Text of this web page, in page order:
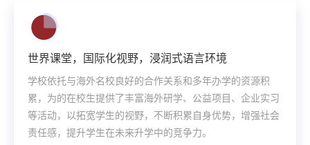
世界课堂，国际化视野，浸润式语言环境
学校依托与海外名校良好的合作关系和多年办学的资源积
累，为的在校生提供了丰富海外研学、公益项目、企业实习
等活动，以拓宽学生的视野，不断积累自身优势，增强社会
责任感，提升学生在未来升学中的竞争力。